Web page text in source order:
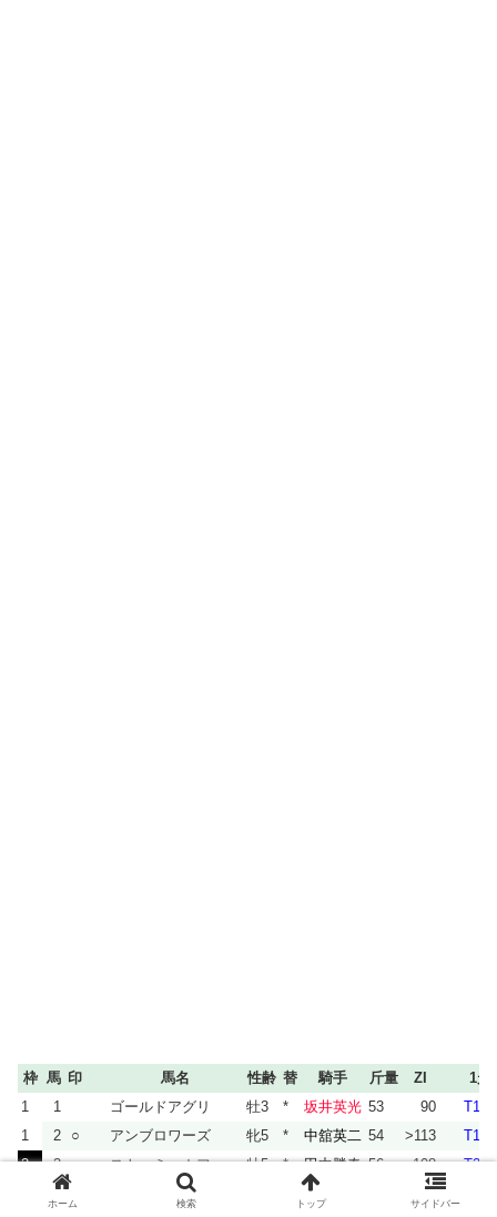
枠 馬 印 馬名 性齢 替 騎手 斤量 ZI
1走
1
1 ゴールドアグリ 牡3 * 坂井英光 53 90 T18
1
2 ○ アンブロワーズ 牝5 * 中舘英二 54 >113 T14
2
3 ストーミーカフェ 牡5 * 田中勝春 56 108 T20
4 ピサノパテック 吉田隼人 108
ホーム 検索 トップ サイドバー